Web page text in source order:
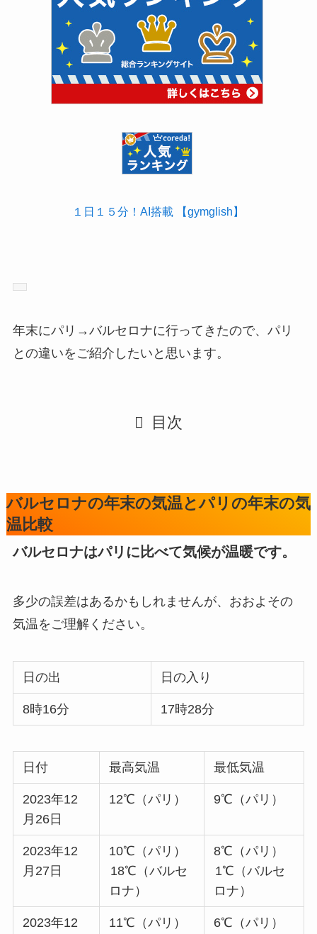
１日１５分！AI搭載 【gymglish】
年末にパリ→バルセロナに行ってきたので、パリ
との違いをご紹介したいと思います。
目次
バルセロナの年末の気温とパリの年末の気
温比較
バルセロナはパリに比べて気候が温暖です。
多少の誤差はあるかもしれませんが、おおよその
気温をご理解ください。
日の出 日の入り
8時16分 17時28分
日付 最高気温 最低気温
2023年12
月26日
12℃（パリ） 9℃（パリ）
2023年12
月27日
10℃（パリ）
18℃（バルセ
ロナ）
8℃（パリ）
1℃（バルセ
ロナ）
2023年12
11℃（パリ）
6℃（パリ）